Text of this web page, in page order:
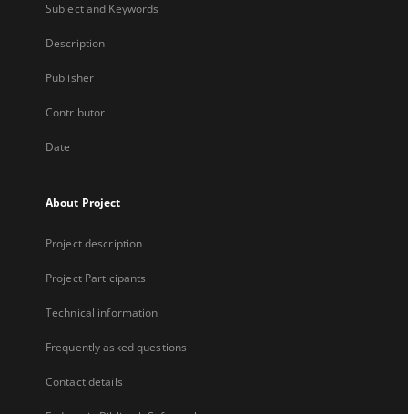
Subject and Keywords
Description
Publisher
Contributor
Date
About Project
Project description
Project Participants
Technical information
Frequently asked questions
Contact details